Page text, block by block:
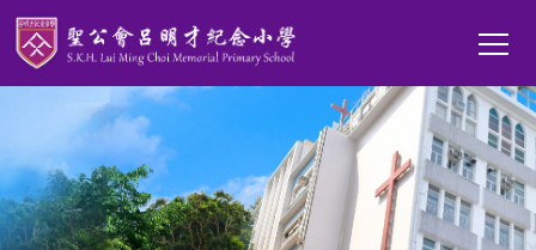
移至主內容
Main